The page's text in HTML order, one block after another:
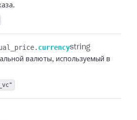
currencystring
валюты, используемый в